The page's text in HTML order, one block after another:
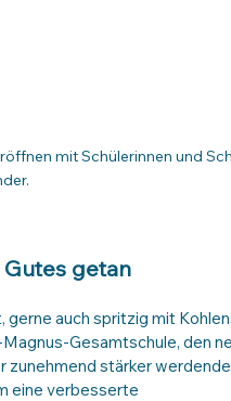
mit Schülerinnen und
getan
auch spritzig mit
Gesamtschule, den
zunehmend stärker
eine verbesserte